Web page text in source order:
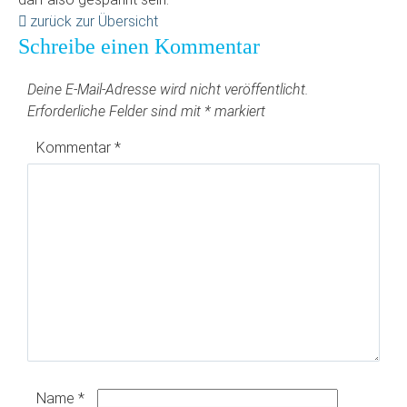
zurück zur Übersicht
Schreibe einen Kommentar
Deine E-Mail-Adresse wird nicht veröffentlicht.
Erforderliche Felder sind mit * markiert
Kommentar *
Name *